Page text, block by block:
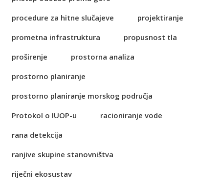
procedure za hitne slučajeve
projektiranje
prometna infrastruktura
propusnost tla
proširenje
prostorna analiza
prostorno planiranje
prostorno planiranje morskog područja
Protokol o IUOP-u
racioniranje vode
rana detekcija
ranjive skupine stanovništva
riječni ekosustav